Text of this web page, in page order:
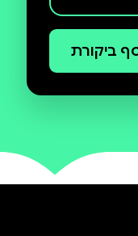
אנשים
יותר -
היקר
ביקורת